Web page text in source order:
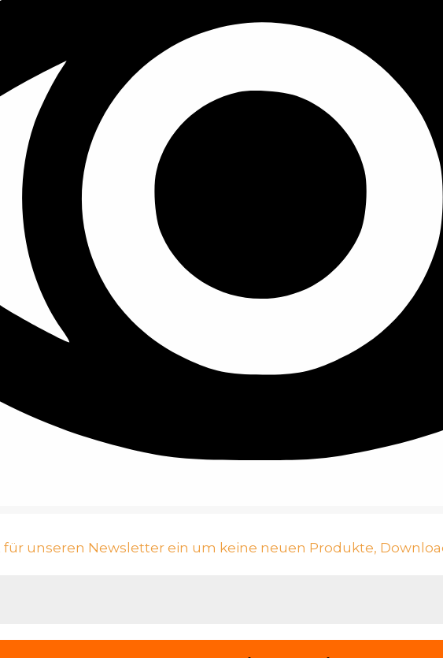
für unseren Newsletter ein um keine neuen Produkte,